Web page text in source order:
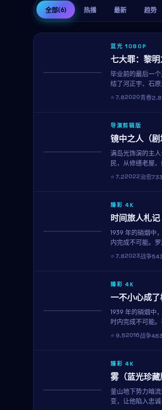
全部(6) 热播 最新 趋势
蓝光 1080P
七大罪：黎
毕业前的最后一
结了河正宇、石
⭐7.82020青春2.8
导演剪辑版
镜中之人（剧
满岛光饰演的主
民，从修缮老屋
我们：人生没有
⭐7.22022治愈
臻彩 4K
时间旅人札记
1939 年的硝烟中
内完成不可能。
⭐7.82023战争
臻彩 4K
一不小心成
1939 年的硝烟中
时内完成不可能
⭐ 9.52016战争
臻彩 4K
雾（蓝光珍藏
釜山地下势力暗
变，让他陷入忠